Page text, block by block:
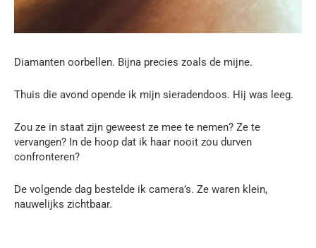
Diamanten oorbellen. Bijna precies zoals de mijne.
Thuis die avond opende ik mijn sieradendoos. Hij was leeg.
Zou ze in staat zijn geweest ze mee te nemen? Ze te
vervangen? In de hoop dat ik haar nooit zou durven
confronteren?
De volgende dag bestelde ik camera’s. Ze waren klein,
nauwelijks zichtbaar.